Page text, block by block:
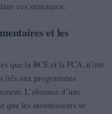
ces structures.
et les
que la BCE et la FCA, n’ont
liés aux programmes
L’absence d’une
que les investisseurs se